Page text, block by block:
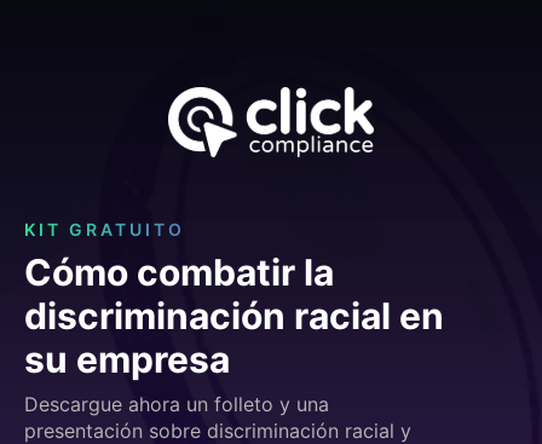
KIT GRATUITO
Cómo combatir la
discriminación racial en
su empresa
Descargue ahora un folleto y una
presentación sobre discriminación racial y